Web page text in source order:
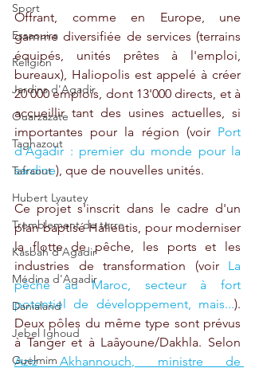
Sport
Essaouira
Religion
Jardins d'Agadir
Ouarzazate
Taghazout
Tafraout
Hubert Lyautey
Tremblement de terre
Kasbah d'Agadir
Médina d'Agadir
Danialand
Jebel Ighoud
Guelmim
Offrant, comme en Europe, une
gamme diversifiée de services (terrains
équipés, unités prêtes à l'emploi,
bureaux), Haliopolis est appelé à créer
20'000 emplois, dont 13'000 directs, et à
accueillir tant des usines actuelles, si
importantes pour la région (voir Port
d'Agadir : premier du monde pour la
sardine), que de nouvelles unités.
Ce projet s'inscrit dans le cadre d'un
plan baptisé Halieutis, pour moderniser
la flotte de pêche, les ports et les
industries de transformation (voir La
pêche au Maroc, secteur à fort
potentiel de développement, mais...).
Deux pôles du même type sont prévus
Aziz Akhannouch, ministre de